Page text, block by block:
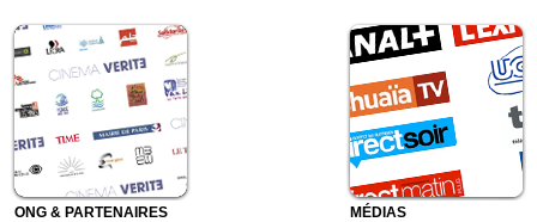
ONG & PARTENAIRES
MÉDIAS